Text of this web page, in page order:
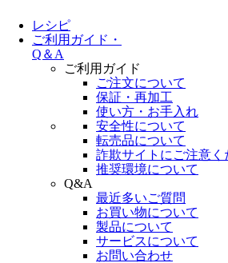
レシピ
ご利用ガイド・
Q＆A
ご利用ガイド
ご注文について
保証・再加工
使い方・お手入れ
安全性について
転売品について
詐欺サイトにご注意く
推奨環境について
Q&A
最近多いご質問
お買い物について
製品について
サービスについて
お問い合わせ